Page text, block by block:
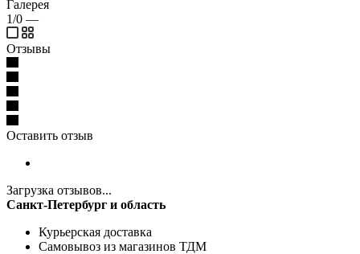
Галерея
1/0 —
Отзывы
Оставить отзыв
Загрузка отзывов...
Санкт-Петербург и область
Курьерская доставка
Самовывоз из магазинов ТДМ